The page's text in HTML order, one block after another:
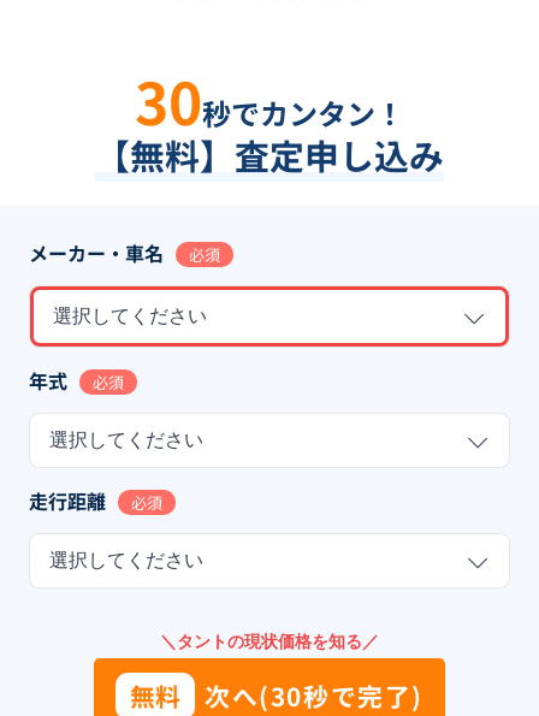
30秒でカンタン！
【無料】査定申し込み
メーカー・車名 必須
選択してください
年式 必須
選択してください
走行距離 必須
選択してください
＼タントの現状価格を知る／
無料 次へ(30秒で完了)